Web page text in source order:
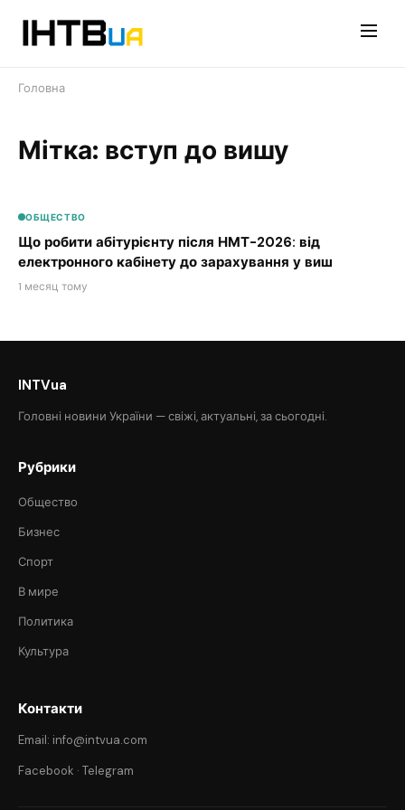
Головна
Мітка: вступ до вишу
ОБЩЕСТВО
Що робити абітурієнту після НМТ-2026: від
електронного кабінету до зарахування у виш
1 месяц тому
INTVua
Головні новини України — свіжі, актуальні, за сьогодні.
Рубрики
Общество
Бизнес
Спорт
В мире
Политика
Культура
Контакти
Email: info@intvua.com
Facebook · Telegram